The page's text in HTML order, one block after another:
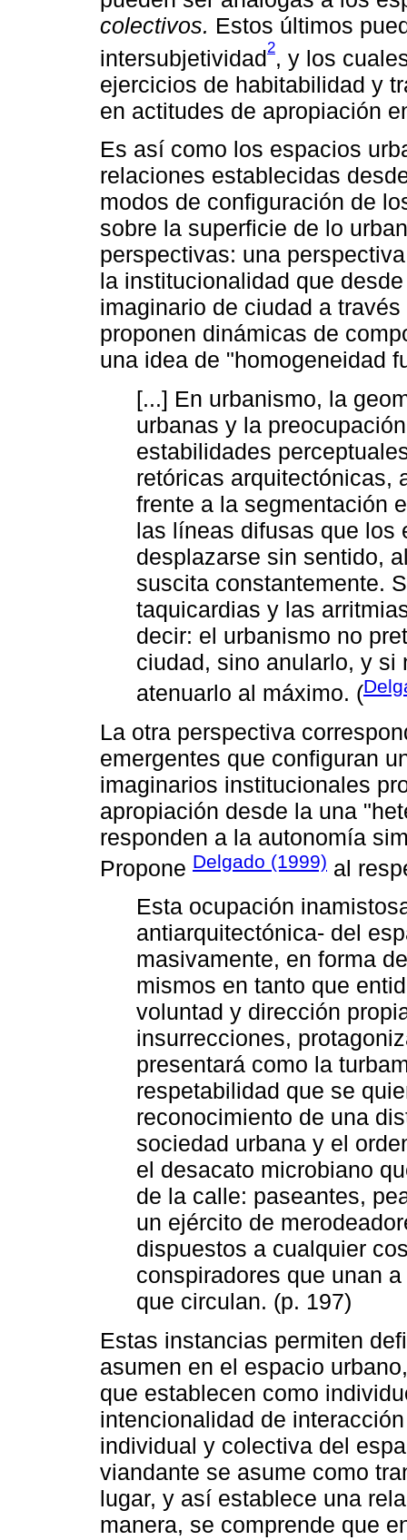
colectivos. Estos últimos
intersubjetividad2, y los
ejercicios de habitabilidad y
en actitudes de apropiación
Es así como los espacios
relaciones establecidas
modos de configuración de
sobre la superficie de lo
perspectivas: una
la institucionalidad que
imaginario de ciudad a
proponen dinámicas de
una idea de "homogeneidad
[...] En urbanismo, la
urbanas y la
estabilidades
retóricas arquitectónicas,
frente a la segmentación
las líneas difusas que los
desplazarse sin sentido,
suscita constantemente.
taquicardias y las
decir: el urbanismo no
ciudad, sino anularlo, y si
atenuarlo al máximo. (
La otra perspectiva
emergentes que configuran
imaginarios institucionales
apropiación desde la una
responden a la autonomía
Propone Delgado (1999) al
Esta ocupación
antiarquitectónica- del
masivamente, en forma
mismos en tanto que
voluntad y dirección
insurrecciones,
presentará como la
respetabilidad que se
reconocimiento de una
sociedad urbana y el
el desacato microbiano
de la calle: paseantes,
un ejército de
dispuestos a cualquier
conspiradores que unan
que circulan. (p. 197)
Estas instancias permiten
asumen en el espacio
que establecen como
intencionalidad de
individual y colectiva del
viandante se asume como
lugar, y así establece una
manera, se comprende que